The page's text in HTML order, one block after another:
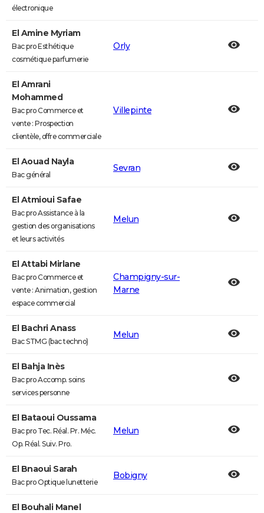
électronique
El Amine Myriam
Bac pro Esthétique
cosmétique parfumerie
Orly
El Amrani
Mohammed
Bac pro Commerce et
vente : Prospection
clientèle, offre commerciale
Villepinte
El Aouad Nayla
Bac général
Sevran
El Atmioui Safae
Bac pro Assistance à la
gestion des organisations
et leurs activités
Melun
El Attabi Mirlane
Bac pro Commerce et
vente : Animation, gestion
espace commercial
Champigny-sur-
Marne
El Bachri Anass
Bac STMG (bac techno)
Melun
El Bahja Inès
Bac pro Accomp. soins
services personne
El Bataoui Oussama
Bac pro Tec. Réal. Pr. Méc.
Op. Réal. Suiv. Pro.
Melun
El Bnaoui Sarah
Bac pro Optique lunetterie
Bobigny
El Bouhali Manel